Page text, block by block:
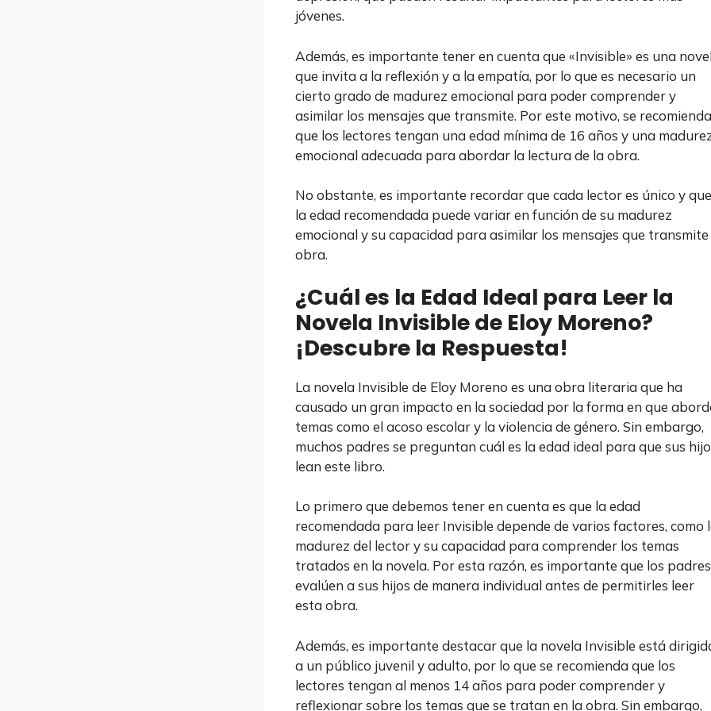
jóvenes.
Además, es importante tener en cuenta que «Invisible» es una
que invita a la reflexión y a la empatía, por lo que es necesario un
cierto grado de madurez emocional para poder comprender y
asimilar los mensajes que transmite. Por este motivo, se recomienda
que los lectores tengan una edad mínima de 16 años y una
emocional adecuada para abordar la lectura de la obra.
No obstante, es importante recordar que cada lector es único y que
la edad recomendada puede variar en función de su madurez
emocional y su capacidad para asimilar los mensajes que
obra.
¿Cuál es la Edad Ideal para Leer la
Novela Invisible de Eloy Moreno?
¡Descubre la Respuesta!
La novela Invisible de Eloy Moreno es una obra literaria que ha
causado un gran impacto en la sociedad por la forma en que
temas como el acoso escolar y la violencia de género. Sin embargo,
muchos padres se preguntan cuál es la edad ideal para que sus
lean este libro.
Lo primero que debemos tener en cuenta es que la edad
recomendada para leer Invisible depende de varios factores, como
madurez del lector y su capacidad para comprender los temas
tratados en la novela. Por esta razón, es importante que los padres
evalúen a sus hijos de manera individual antes de permitirles leer
esta obra.
Además, es importante destacar que la novela Invisible está
a un público juvenil y adulto, por lo que se recomienda que los
lectores tengan al menos 14 años para poder comprender y
reflexionar sobre los temas que se tratan en la obra. Sin embargo,